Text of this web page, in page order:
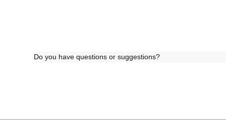
Do you have questions or suggestions?